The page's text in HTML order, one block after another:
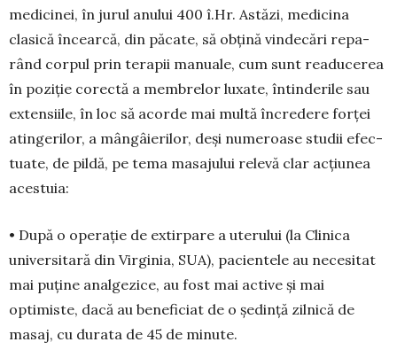
me­di­ci­nei, în jurul anului 400 î.Hr. Astăzi, medicina
clasică încearcă, din păcate, să obțină vindecări repa­
rând corpul prin terapii manuale, cum sunt rea­du­cerea
în poziție co­rectă a mem­brelor lu­xa­te, întinde­rile sau
exten­sii­le, în loc să acor­de mai mul­tă încredere forței
atin­ge­rilor, a mângâierilor, deși nu­meroase studii efec­
tuate, de pildă, pe tema masa­ju­lui relevă clar acțiunea
acestuia:
• După o operație de extirpare a uterului (la Cli­nica
universitară din Vir­gi­nia, SUA), pacien­te­le au necesitat
mai puține anal­ge­zice, au fost mai active și mai
optimiste, dacă au beneficiat de o ședință zilnică de
masaj, cu durata de 45 de minu­te.